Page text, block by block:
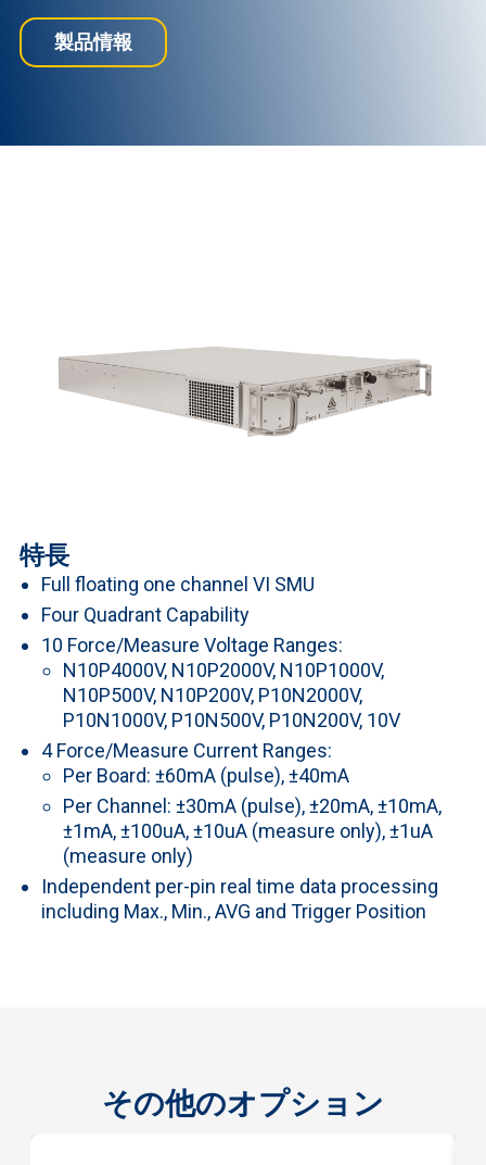
製品情報
特長
Full floating one channel VI SMU
Four Quadrant Capability
10 Force/Measure Voltage Ranges:
N10P4000V, N10P2000V, N10P1000V,
N10P500V, N10P200V, P10N2000V,
P10N1000V, P10N500V, P10N200V, 10V
4 Force/Measure Current Ranges:
Per Board: ±60mA (pulse), ±40mA
Per Channel: ±30mA (pulse), ±20mA, ±10mA,
±1mA, ±100uA, ±10uA (measure only), ±1uA
(measure only)
Independent per-pin real time data processing
including Max., Min., AVG and Trigger Position
その他のオプション